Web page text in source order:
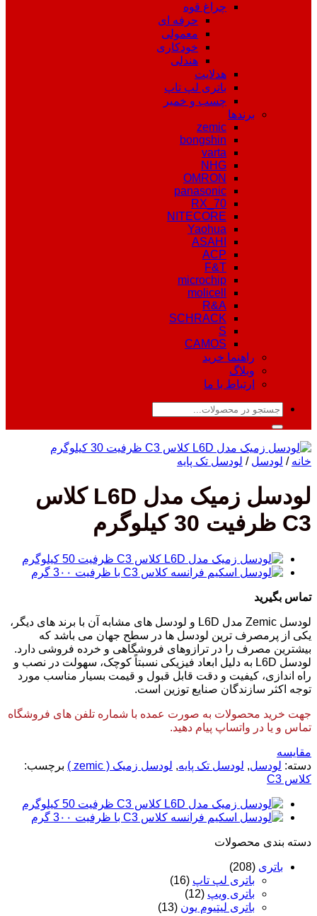
چراغ قوه
حرفه ای
معمولی
خودکاری
هندلی
هدلایت
باتری لپ تاپ
چسب و خمیر
برندها
zemic
bongshin
varta
NHG
OMRON
panasonic
RX_70
NITECORE
Yaohua
ASAHI
ACP
F&T
microchip
molicell
R&A
SCHRACK
S
CAMOS
راهنما خرید
وبلاگ
ارتباط با ما
جستجو
خانه / لودسل / لودسل تک پایه
لودسل زمیک مدل L6D کلاس
C3 ظرفیت 30 کیلوگرم
تماس بگیرید
لودسل Zemic مدل L6D و لودسل های مشابه آن با برند های دیگر،
یکی از پرمصرف ترین لودسل ها در سطح جهان می باشد که
بیشترین مصرف را در ترازوهای فروشگاهی و خرده فروشی دارد.
لودسل L6D به دلیل ابعاد فیزیکی نسبتاً کوچک، سهولت در نصب و
راه اندازی، کیفیت و دقت قابل قبول و قیمت بسیار مناسب مورد
توجه اکثر سازندگان صنایع توزین است.
جهت خرید محصولات به صورت عمده با شماره تلفن های فروشگاه
تماس و یا در واتساپ پیام دهید.
مقایسه
دسته: لودسل, لودسل تک پایه, لودسل زمیک ( zemic )
برچسب:
کلاس C3
دسته‌ بندی محصولات
باتری (208)
باتری لپ تاپ (16)
باتری ویپ (12)
باتری لیتیوم یون (13)